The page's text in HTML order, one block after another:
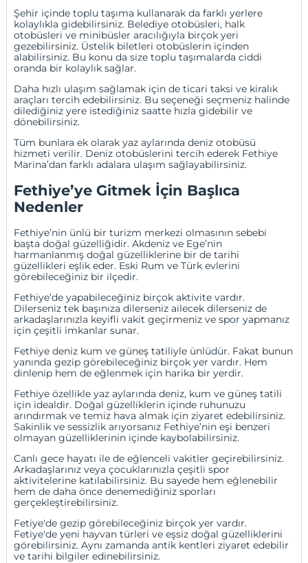
Şehir içinde toplu taşıma kullanarak da farklı yerlere
kolaylıkla gidebilirsiniz. Belediye otobüsleri, halk
otobüsleri ve minibüsler aracılığıyla birçok yeri
gezebilirsiniz. Üstelik biletleri otobüslerin içinden
alabilirsiniz. Bu konu da size toplu taşımalarda ciddi
oranda bir kolaylık sağlar.
Daha hızlı ulaşım sağlamak için de ticari taksi ve kiralık
araçları tercih edebilirsiniz. Bu seçeneği seçmeniz halinde
dilediğiniz yere istediğiniz saatte hızla gidebilir ve
dönebilirsiniz.
Tüm bunlara ek olarak yaz aylarında deniz otobüsü
hizmeti verilir. Deniz otobüslerini tercih ederek Fethiye
Marina’dan farklı adalara ulaşım sağlayabilirsiniz.
Fethiye’ye Gitmek İçin Başlıca
Nedenler
Fethiye’nin ünlü bir turizm merkezi olmasının sebebi
başta doğal güzelliğidir. Akdeniz ve Ege’nin
harmanlanmış doğal güzelliklerine bir de tarihi
güzellikleri eşlik eder. Eski Rum ve Türk evlerini
görebileceğiniz bir ilçedir.
Fethiye’de yapabileceğiniz birçok aktivite vardır.
Dilerseniz tek başınıza dilerseniz ailecek dilerseniz de
arkadaşlarınızla keyifli vakit geçirmeniz ve spor yapmanız
için çeşitli imkanlar sunar.
Fethiye deniz kum ve güneş tatiliyle ünlüdür. Fakat bunun
yanında gezip görebileceğiniz birçok yer vardır. Hem
dinlenip hem de eğlenmek için harika bir yerdir.
Fethiye özellikle yaz aylarında deniz, kum ve güneş tatili
için idealdir. Doğal güzelliklerin içinde ruhunuzu
arındırmak ve temiz hava almak için ziyaret edebilirsiniz.
Sakinlik ve sessizlik arıyorsanız Fethiye’nin eşi benzeri
olmayan güzelliklerinin içinde kaybolabilirsiniz.
Canlı gece hayatı ile de eğlenceli vakitler geçirebilirsiniz.
Arkadaşlarınız veya çocuklarınızla çeşitli spor
aktivitelerine katılabilirsiniz. Bu sayede hem eğlenebilir
hem de daha önce denemediğiniz sporları
gerçekleştirebilirsiniz.
Fetiye'de gezip görebileceğiniz birçok yer vardır.
Fetiye'de yeni hayvan türleri ve eşsiz doğal güzelliklerini
görebilirsiniz. Aynı zamanda antik kentleri ziyaret edebilir
ve tarihi bilgiler edinebilirsiniz.